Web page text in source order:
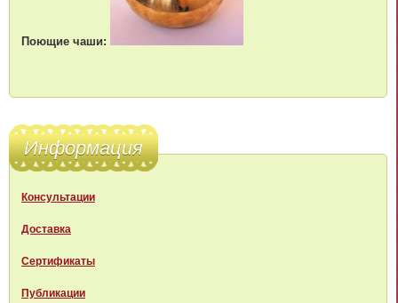
Поющие чаши:
Информация
Консультации
Доставка
Сертификаты
Публикации